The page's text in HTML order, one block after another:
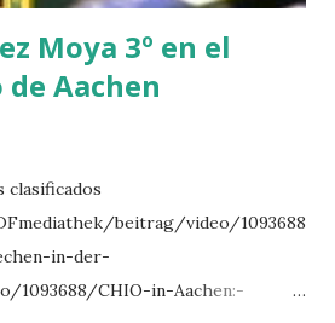
vuelta de honor
Moya 3º en el
Aachen
beitrag/video/1093688
in-der-
CHIO-in-Aachen:-